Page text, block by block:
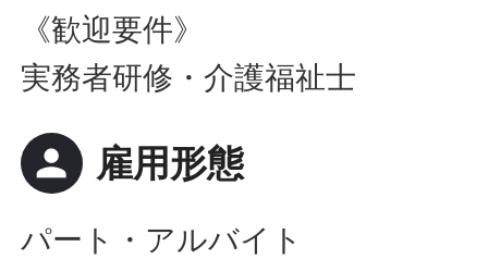
《歓迎要件》
実務者研修・介護福祉士
person 雇用形態
パート・アルバイト